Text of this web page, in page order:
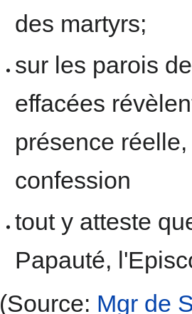
des martyrs;
sur les parois
effacées
présence
confession
tout y atteste
Papauté,
(Source: Mgr de